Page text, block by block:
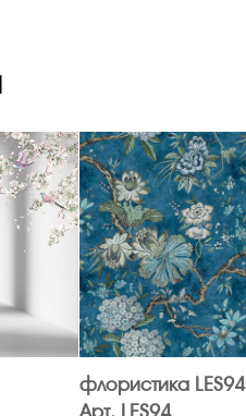
флористика LES94
Арт. LES94